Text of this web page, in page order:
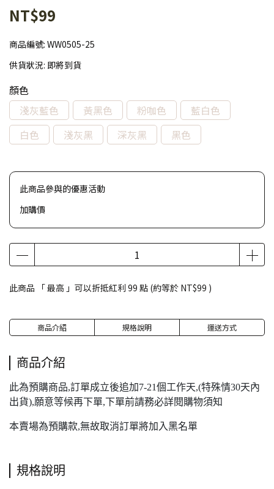
NT$99
商品編號: WW0505-25
供貨狀況: 即將到貨
顏色
淺灰藍色
黃黑色 粉咖色
藍白色
白色
淺灰黑 深灰黑 黑色
此商品參與的優惠活動
加購價
此商品 「 最高 」可以折抵紅利 99 點 (約等於 NT$99 )
商品介紹 規格說明 運送方式
商品介紹
此為預購商品,訂單成立後追加7-21個工作天,(特殊情30天內
出貨),願意等候再下單,下單前請務必詳閱購物須知
本賣場為預購款,無故取消訂單將加入黑名單
規格說明